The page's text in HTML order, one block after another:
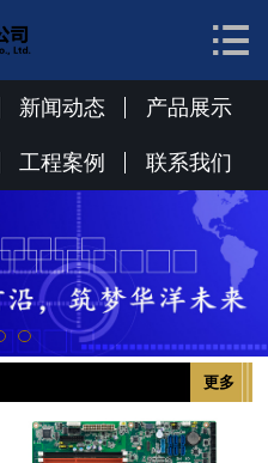
关于我们
新闻动态
解决方案
OEM服务
工程案例

新闻动态 产品展示
工程案例 联系我们
更多